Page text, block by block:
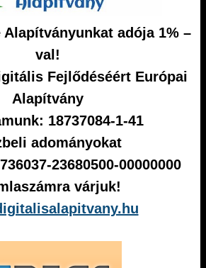
Alapítványunkat adója 1% –
val!
Fejlődéséért Európai
Alapítvány
18737084-1-41
adományokat
23680500-00000000
várjuk!